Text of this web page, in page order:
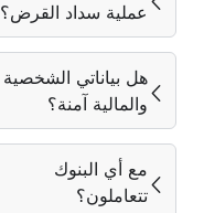
عملية سداد القرض؟
هل بياناتي الشخصية
والمالية آمنة؟
مع أي البنوك
تتعاملون؟